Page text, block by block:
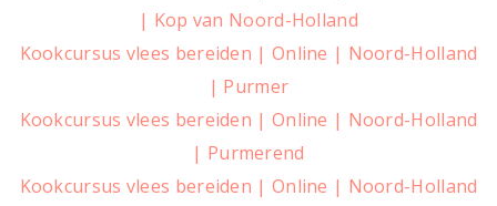
| Kop van Noord-Holland
Kookcursus vlees bereiden | Online | Noord-Holland
| Purmer
Kookcursus vlees bereiden | Online | Noord-Holland
| Purmerend
Kookcursus vlees bereiden | Online | Noord-Holland